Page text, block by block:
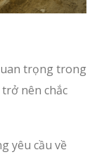
trọng trong
nên chắc
yêu cầu về